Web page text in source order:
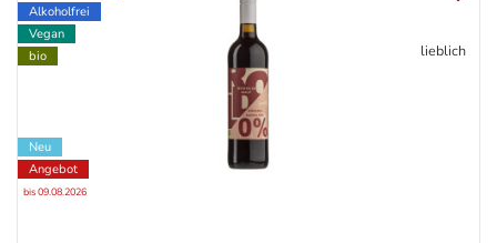
Alkoholfrei
Vegan
bio
Neu
Angebot
bis 09.08.2026
lieblich